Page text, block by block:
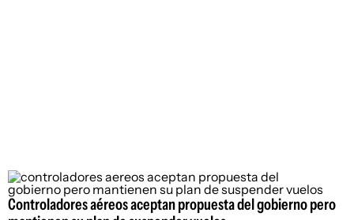
Controladores aéreos aceptan propuesta del gobierno pero